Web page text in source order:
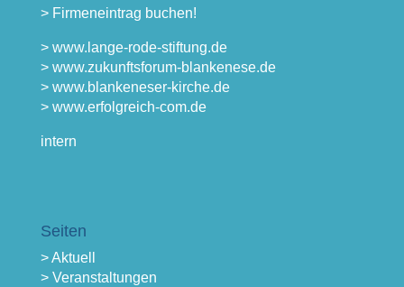
> Firmeneintrag buchen!
> www.lange-rode-stiftung.de
> www.zukunftsforum-blankenese.de
> www.blankeneser-kirche.de
> www.erfolgreich-com.de
intern
Seiten
> Aktuell
> Veranstaltungen